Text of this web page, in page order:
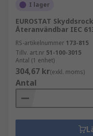
I lager
EUROSTAT
Återanvändbar IEC
RS-artikelnummer 173-815
Tillv. art.nr 51-100-3015
Antal (1 enhet)
304,67 kr(exkl. moms)
Antal